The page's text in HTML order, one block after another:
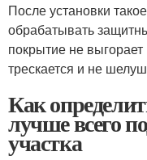
После установки
обрабатывать
покрытие не
трескается и не
Как
лучше всего
участка